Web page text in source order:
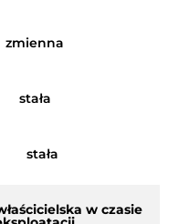
zmienna
stała
stała
w czasie